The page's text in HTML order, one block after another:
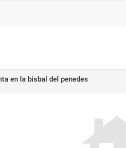
en la bisbal del penedes